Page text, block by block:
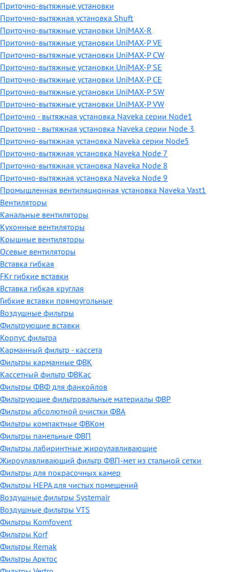
Приточно-вытяжные установки
Приточно-вытяжная установка Shuft
Приточно-вытяжные установки UniMAX-R
Приточно-вытяжные установки UniMAX-P VE
Приточно-вытяжные установки UniMAX-P CW
Приточно-вытяжные установки UniMAX-P SE
Приточно-вытяжные установки UniMAX-P CE
Приточно-вытяжные установки UniMAX-P SW
Приточно-вытяжные установки UniMAX-P VW
Приточно - вытяжная установка Naveka серии Node1
Приточно - вытяжная установка Naveka серии Node 3
Приточно-вытяжная установка Naveka серии Node5
Приточно-вытяжная установка Naveka Node 7
Приточно-вытяжная установка Naveka Node 8
Приточно-вытяжная установка Naveka Node 9
Промышленная вентиляционная установка Naveka Vast1
Вентиляторы
Канальные вентиляторы
Кухонные вентиляторы
Крышные вентиляторы
Осевые вентиляторы
Вставка гибкая
FKr гибкие вставки
Вставка гибкая круглая
Гибкие вставки прямоугольные
Воздушные фильтры
Фильтрующие вставки
Корпус фильтра
Карманный фильтр - кассета
Фильтры карманные ФВК
Кассетный фильтр ФВКас
Фильтры ФВФ для фанкойлов
Фильтрующие фильтровальные материалы ФВР
Фильтры абсолютной очистки ФВА
Фильтры компактные ФВКом
Фильтры панельные ФВП
Фильтры лабиринтные жироулавливающие
Жироулавливающий фильтр ФВП-мет из стальной сетки
Фильтры для покрасочных камер
Фильтры HEPA для чистых помещений
Воздушные фильтры Systemair
Воздушные фильтры VTS
Фильтры Komfovent
Фильтры Korf
Фильтры Remak
Фильтры Арктос